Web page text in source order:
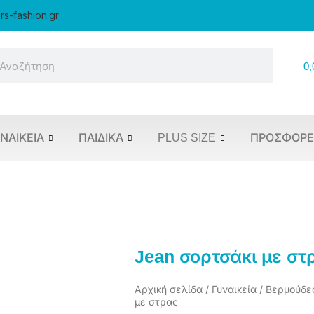
fashion.gr
ΠΑΙΔΙΚΆ PLUS SIZE
Jean σορτσάκι με
Αρχική σελίδα / Γυναικεία /
με στρας